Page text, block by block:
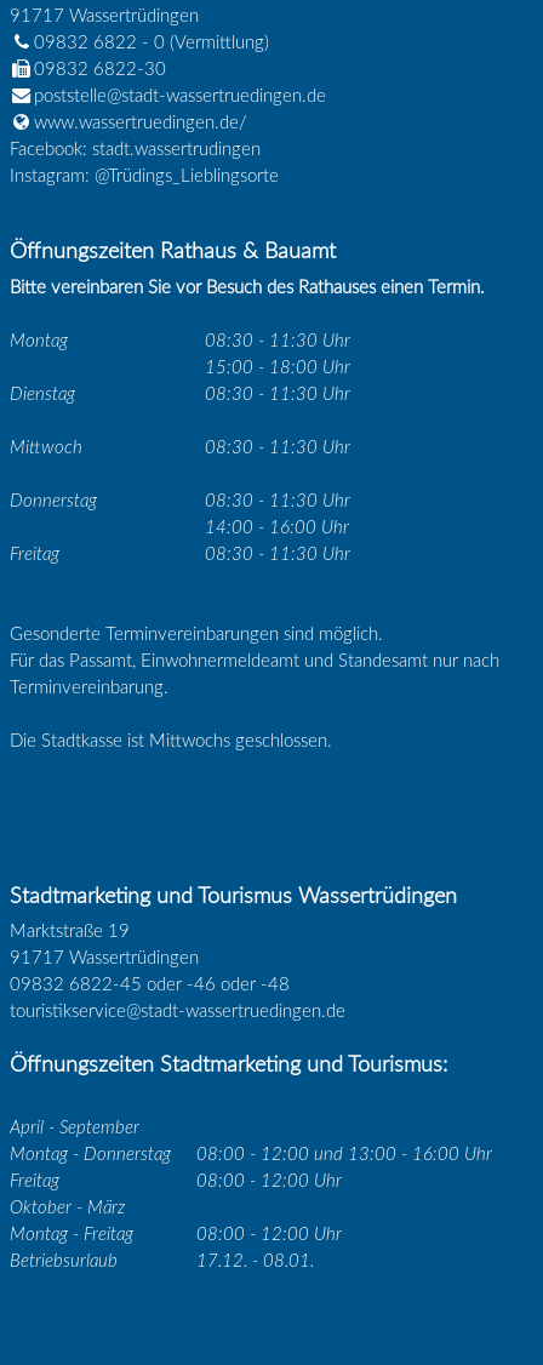
91717 Wassertrüdingen
09832 6822 - 0(Vermittlung)
09832 6822-30
poststelle@stadt-wassertruedingen.de
www.wassertruedingen.de/
Facebook: stadt.wassertrudingen
Instagram: @Trüdings_Lieblingsorte
Öffnungszeiten Rathaus & Bauamt
Bitte vereinbaren Sie vor Besuch des Rathauses einen Termin.
Montag
08:30 - 11:30 Uhr
15:00 - 18:00 Uhr
Dienstag
08:30 - 11:30 Uhr
Mittwoch 08:30 - 11:30 Uhr
Donnerstag
08:30 - 11:30 Uhr
14:00 - 16:00 Uhr
Freitag
08:30 - 11:30 Uhr
Gesonderte Terminvereinbarungen sind möglich.
Für das Passamt, Einwohnermeldeamt und Standesamt nur nach
Terminvereinbarung.
Die Stadtkasse ist Mittwochs geschlossen.
Stadtmarketing und Tourismus Wassertrüdingen
Marktstraße 19
91717 Wassertrüdingen
09832 6822-45 oder -46 oder -48
touristikservice@stadt-wassertruedingen.de
Öffnungszeiten Stadtmarketing und Tourismus:
April - September
Montag - Donnerstag
08:00 - 12:00 und 13:00 - 16:00 Uhr
Freitag
08:00 - 12:00 Uhr
Oktober - März
Montag - Freitag
08:00 - 12:00 Uhr
Betriebsurlaub
17.12. - 08.01.